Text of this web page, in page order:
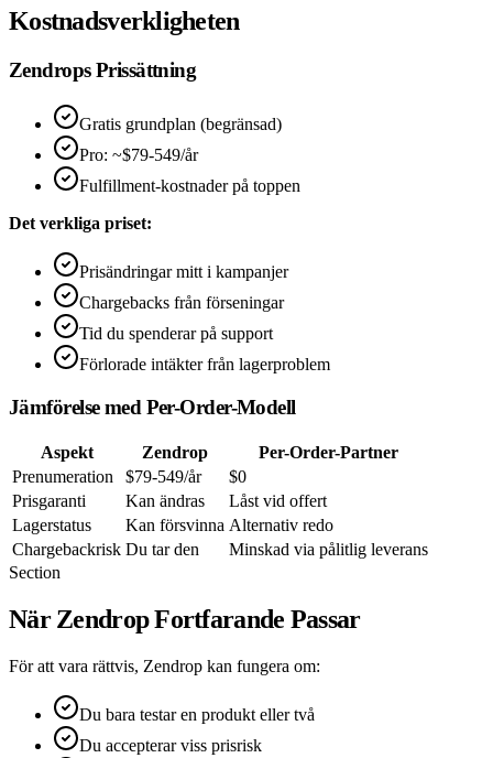
Kostnadsverkligheten
Zendrops Prissättning
Gratis grundplan (begränsad)
Pro: ~$79-549/år
Fulfillment-kostnader på toppen
Det verkliga priset:
Prisändringar mitt i kampanjer
Chargebacks från förseningar
Tid du spenderar på support
Förlorade intäkter från lagerproblem
Jämförelse med Per-Order-Modell
Aspekt Zendrop
Per-Order-Partner
Prenumeration
$79-549/år
$0
Prisgaranti
Kan ändras
Låst vid offert
Lagerstatus
Kan försvinna Alternativ redo
Chargebackrisk Du tar den
Minskad via pålitlig leverans
Section
När Zendrop Fortfarande Passar
För att vara rättvis, Zendrop kan fungera om:
Du bara testar en produkt eller två
Du accepterar viss prisrisk